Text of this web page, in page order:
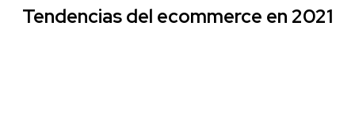
Tendencias del ecommerce en 2021